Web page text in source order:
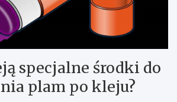
specjalne środki do
plam po kleju?